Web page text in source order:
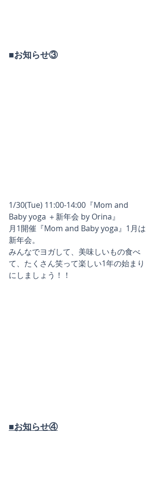
■お知らせ③
1/30(Tue) 11:00-14:00『Mom and
Baby yoga ＋新年会 by Orina』
月1開催『Mom and Baby yoga』1月は
新年会。
みんなでヨガして、美味しいもの食べ
て、たくさん笑って楽しい1年の始まり
にしましょう！！
■お知らせ④